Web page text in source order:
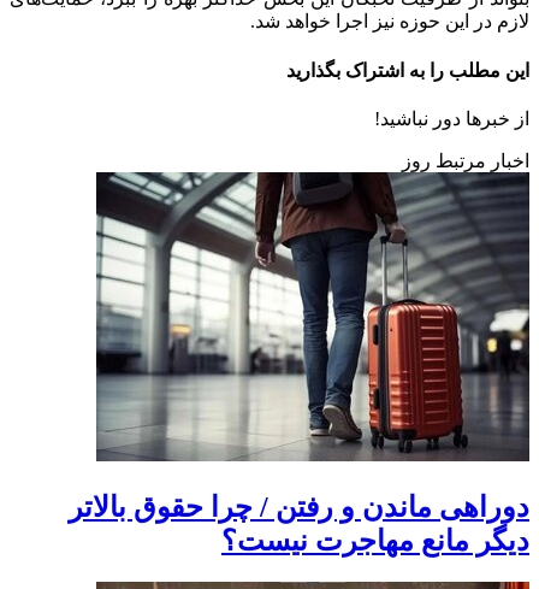
لازم در این حوزه نیز اجرا خواهد شد.
این مطلب را به اشتراک بگذارید
از خبرها دور نباشید!
اخبار مرتبط روز
دوراهی ماندن و رفتن / چرا حقوق بالاتر
دیگر مانع مهاجرت نیست؟